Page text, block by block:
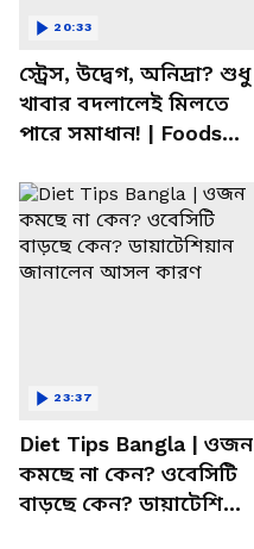
স্ট্রেস, উদ্বেগ, অনিদ্রা? শুধু
খাবার বদলালেই মিলতে
পারে সমাধান! | Foods
20:33
Diet Tips Bangla | ওজন
কমছে না কেন? ওবেসিটি
বাড়ছে কেন? ডায়াটেশিয়ান
23:37